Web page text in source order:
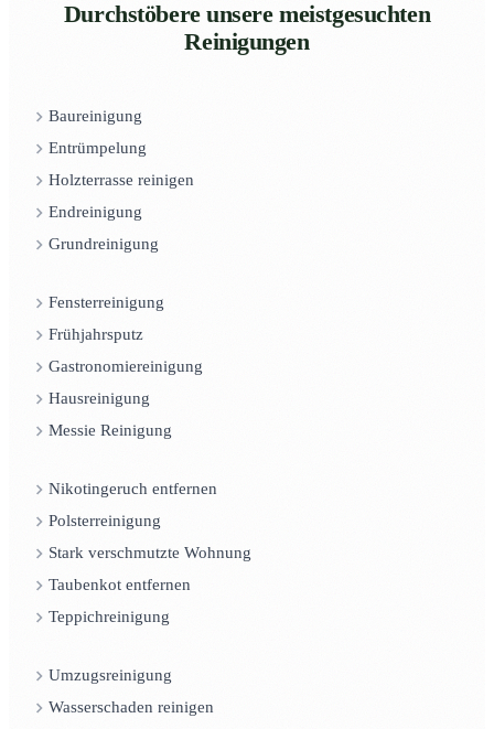
Durchstöbere unsere meistgesuchten
Reinigungen
Baureinigung
Entrümpelung
Holzterrasse reinigen
Endreinigung
Grundreinigung
Fensterreinigung
Frühjahrsputz
Gastronomiereinigung
Hausreinigung
Messie Reinigung
Nikotingeruch entfernen
Polsterreinigung
Stark verschmutzte Wohnung
Taubenkot entfernen
Teppichreinigung
Umzugsreinigung
Wasserschaden reinigen